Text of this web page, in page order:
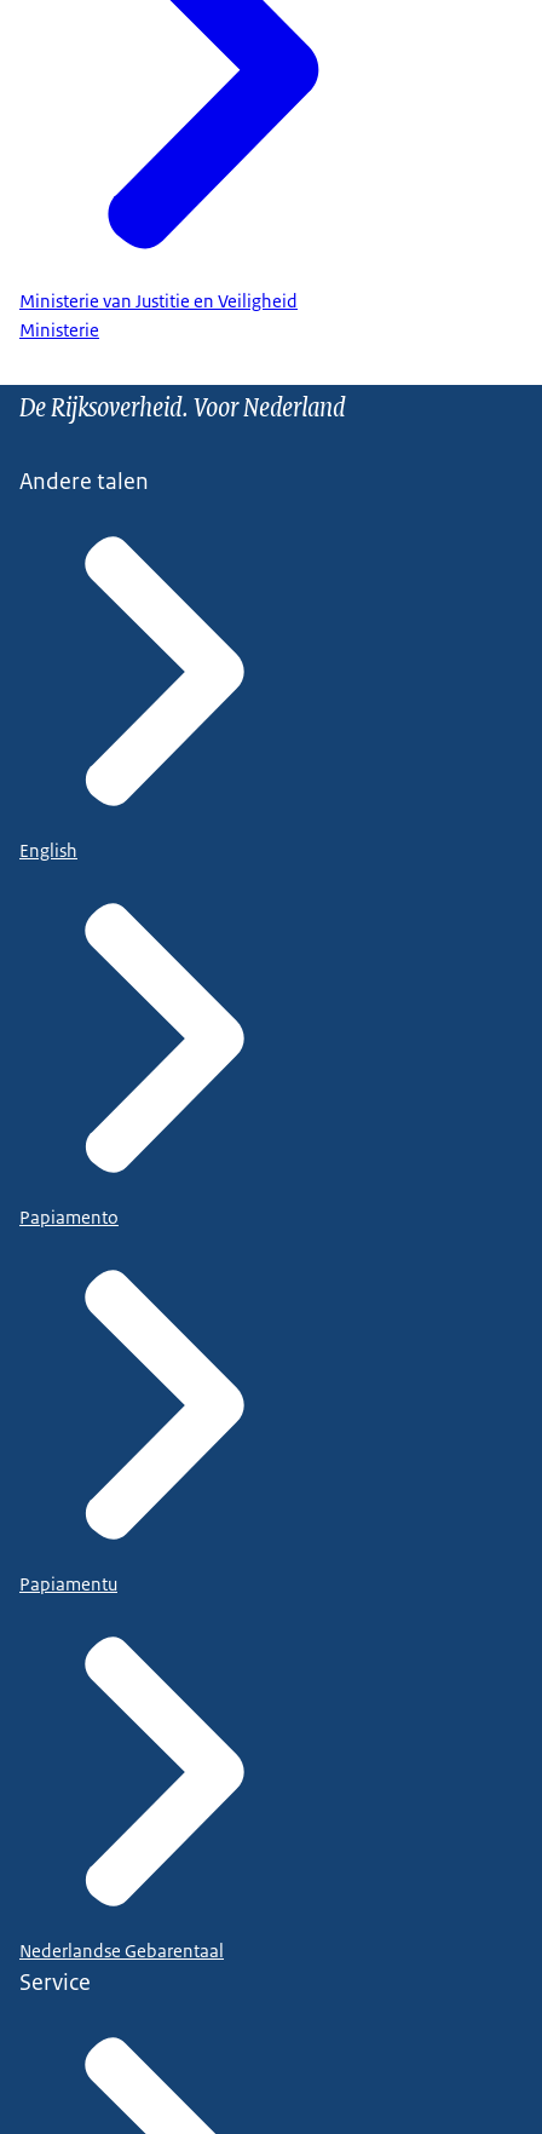
Ministerie van Justitie en Veiligheid
Ministerie
De Rijksoverheid. Voor Nederland
Andere talen
English
Papiamento
Papiamentu
Nederlandse Gebarentaal
Service